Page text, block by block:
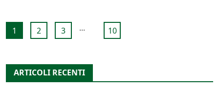
1 2 3 ... 10
ARTICOLI RECENTI